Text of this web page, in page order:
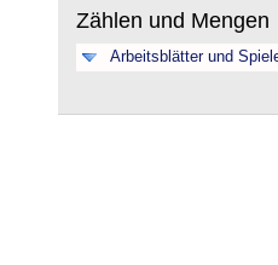
Zählen und Mengen
Arbeitsblätter und